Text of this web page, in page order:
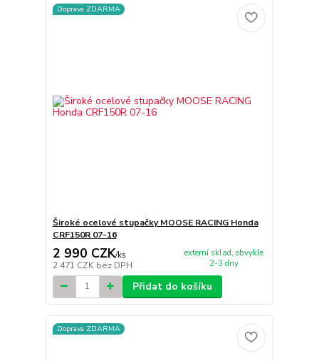
Doprava ZDARMA
Široké ocelové stupačky MOOSE RACING Honda
CRF150R 07-16
2 990 CZK/ks
2 471 CZK bez DPH
externí sklad, obvykle
2-3 dny
Přidat do košíku
Doprava ZDARMA